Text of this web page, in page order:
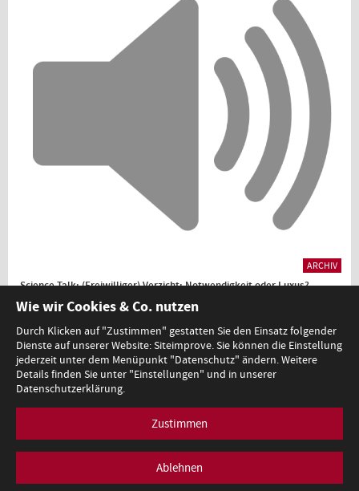
ARCHIV
Science Talk: (Freiwilliger) Verzicht: Notwendigkeit oder Luxus?
1
Datenschutz Barrierefreiheitserklärung
Wie wir Cookies & Co. nutzen
Durch Klicken auf "Zustimmen" gestatten Sie den Einsatz folgender
Dienste auf unserer Website: Siteimprove. Sie können die Einstellung
jederzeit unter dem Menüpunkt "Datenschutz" ändern. Weitere
Details finden Sie unter "Einstellungen" und in unserer
Datenschutzerklärung.
Zustimmen
Ablehnen